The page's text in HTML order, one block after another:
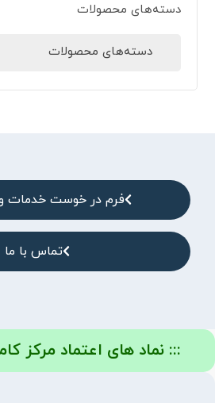
دسته‌های محصولات
دسته‌های محصولات
فرم در خوست خدمات
تماس با ما
::: نماد های اعتماد مرکز